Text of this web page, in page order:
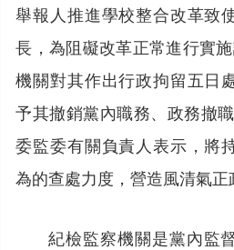
舉報人推進學校整合改革致
長，為阻礙改革正常進行實
機關對其作出行政拘留五日
予其撤銷黨內職務、政務撤
委監委有關負責人表示，將
為的查處力度，營造風清氣正
紀檢監察機關是黨內監